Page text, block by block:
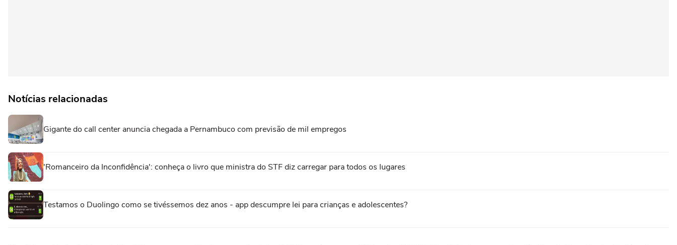
Notícias relacionadas
Gigante do call center anuncia chegada a Pernambuco com previsão de mil empregos
'Romanceiro da Inconfidência': conheça o livro que ministra do STF diz carregar para todos os lugares
Testamos o Duolingo como se tivéssemos dez anos - app descumpre lei para crianças e adolescentes?